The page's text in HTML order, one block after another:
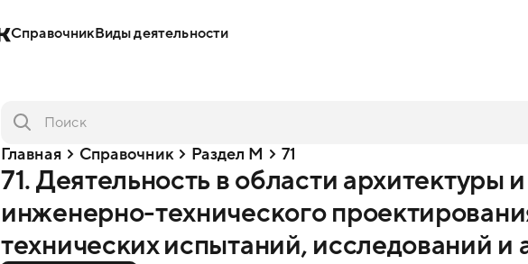
СправочникВиды деятельности
Главная Справочник Раздел M 71
71. Деятельность в области архитектуры и
инженерно-технического
технических испытаний, исследований и